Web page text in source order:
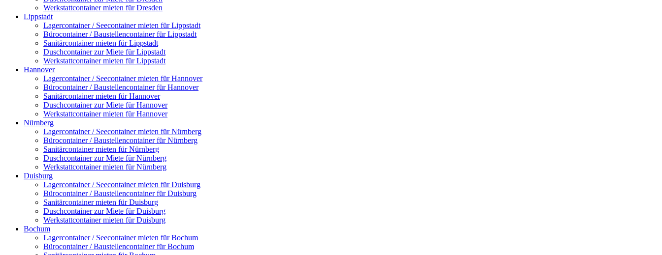
Werkstattcontainer mieten für Dresden
Lippstadt
Lagercontainer / Seecontainer mieten für Lippstadt
Bürocontainer / Baustellencontainer für Lippstadt
Sanitärcontainer mieten für Lippstadt
Duschcontainer zur Miete für Lippstadt
Werkstattcontainer mieten für Lippstadt
Hannover
Lagercontainer / Seecontainer mieten für Hannover
Bürocontainer / Baustellencontainer für Hannover
Sanitärcontainer mieten für Hannover
Duschcontainer zur Miete für Hannover
Werkstattcontainer mieten für Hannover
Nürnberg
Lagercontainer / Seecontainer mieten für Nürnberg
Bürocontainer / Baustellencontainer für Nürnberg
Sanitärcontainer mieten für Nürnberg
Duschcontainer zur Miete für Nürnberg
Werkstattcontainer mieten für Nürnberg
Duisburg
Lagercontainer / Seecontainer mieten für Duisburg
Bürocontainer / Baustellencontainer für Duisburg
Sanitärcontainer mieten für Duisburg
Duschcontainer zur Miete für Duisburg
Werkstattcontainer mieten für Duisburg
Bochum
Lagercontainer / Seecontainer mieten für Bochum
Bürocontainer / Baustellencontainer für Bochum